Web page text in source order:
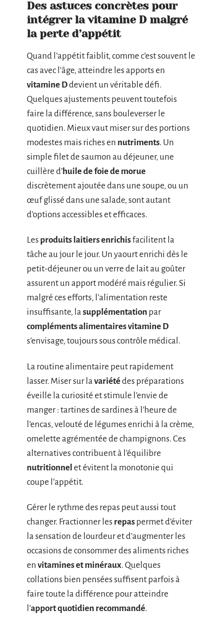
Des astuces concrètes pour
intégrer la vitamine D malgré
la perte d’appétit
Quand l’appétit faiblit, comme c’est souvent le
cas avec l’âge, atteindre les apports en
vitamine Ddevient un véritable défi.
Quelques ajustements peuvent toutefois
faire la différence, sans bouleverser le
quotidien. Mieux vaut miser sur des portions
modestes mais riches en nutriments. Un
simple filet de saumon au déjeuner, une
cuillère d’huile de foie de morue
discrètement ajoutée dans une soupe, ou un
œuf glissé dans une salade, sont autant
d’options accessibles et efficaces.
Les produits laitiers enrichisfacilitent la
tâche au jour le jour. Un yaourt enrichi dès le
petit-déjeuner ou un verre de lait au goûter
assurent un apport modéré mais régulier. Si
malgré ces efforts, l’alimentation reste
insuffisante, la supplémentation par
compléments alimentaires vitamine D
s’envisage, toujours sous contrôle médical.
La routine alimentaire peut rapidement
lasser. Miser sur la variétédes préparations
éveille la curiosité et stimule l’envie de
manger : tartines de sardines à l’heure de
l’encas, velouté de légumes enrichi à la crème,
omelette agrémentée de champignons. Ces
alternatives contribuent à l’équilibre
nutritionnel et évitent la monotonie qui
coupe l’appétit.
Gérer le rythme des repas peut aussi tout
changer. Fractionner les repas permet d’éviter
la sensation de lourdeur et d’augmenter les
occasions de consommer des aliments riches
en vitamines et minéraux. Quelques
collations bien pensées suffisent parfois à
faire toute la différence pour atteindre
l’apport quotidien recommandé.